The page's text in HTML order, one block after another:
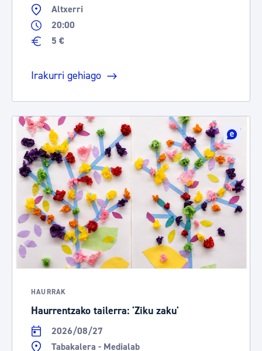
Altxerri
20:00
5 €
Irakurri gehiago
HAURRAK
Haurrentzako tailerra: 'Ziku zaku'
2026/08/27
Tabakalera - Medialab